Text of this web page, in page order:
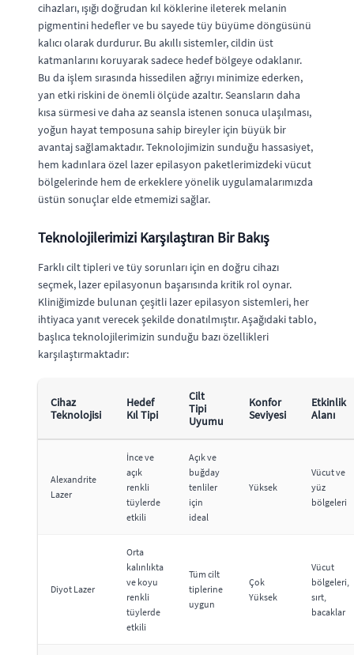
cihazları, ışığı doğrudan kıl köklerine ileterek melanin
pigmentini hedefler ve bu sayede tüy büyüme döngüsünü
kalıcı olarak durdurur. Bu akıllı sistemler, cildin üst
katmanlarını koruyarak sadece hedef bölgeye odaklanır.
Bu da işlem sırasında hissedilen ağrıyı minimize ederken,
yan etki riskini de önemli ölçüde azaltır. Seansların daha
kısa sürmesi ve daha az seansla istenen sonuca ulaşılması,
yoğun hayat temposuna sahip bireyler için büyük bir
avantaj sağlamaktadır. Teknolojimizin sunduğu hassasiyet,
hem kadınlara özel lazer epilasyon paketlerimizdeki vücut
bölgelerinde hem de erkeklere yönelik uygulamalarımızda
üstün sonuçlar elde etmemizi sağlar.
Teknolojilerimizi Karşılaştıran Bir Bakış
Farklı cilt tipleri ve tüy sorunları için en doğru cihazı
seçmek, lazer epilasyonun başarısında kritik rol oynar.
Kliniğimizde bulunan çeşitli lazer epilasyon sistemleri, her
ihtiyaca yanıt verecek şekilde donatılmıştır. Aşağıdaki tablo,
başlıca teknolojilerimizin sunduğu bazı özellikleri
karşılaştırmaktadır:
Cihaz
Teknolojisi
Hedef
Kıl Tipi
Cilt
Tipi
Uyumu
Konfor
Seviyesi
Etkinlik
Alanı
Alexandrite
Lazer
İnce ve
açık
renkli
tüylerde
etkili
Açık ve
buğday
tenliler
için
ideal
Yüksek
Vücut ve
yüz
bölgeleri
Diyot Lazer
Orta
kalınlıkta
ve koyu
renkli
tüylerde
etkili
Tüm cilt
tiplerine
uygun
Çok
Yüksek
Vücut
bölgeleri,
sırt,
bacaklar